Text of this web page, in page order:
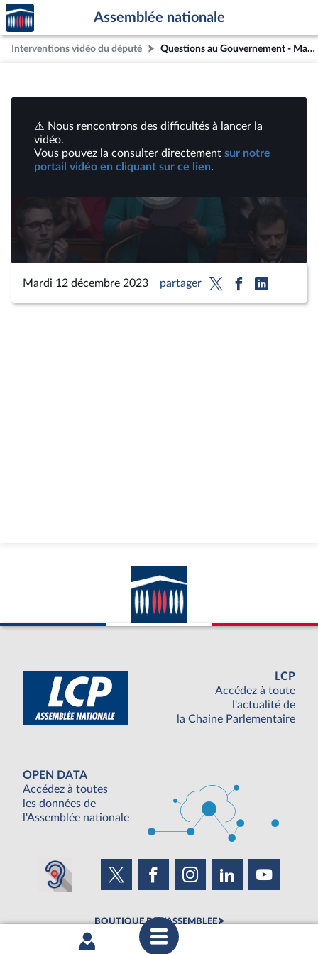
Aller au contenu
Aller en bas de la page
Accèder
à la
page
d'accueil
Assemblée nationale
Interventions vidéo du député Questions au Gouvernement - Mardi 12 décembre 2023 | Vidéos
Lire
vidéo
⚠️ Nous rencontrons des difficultés à lancer la
vidéo.
Vous pouvez la consulter directement sur notre
portail vidéo en cliquant sur ce lien.
Mardi 12 décembre 2023 partager
LCP
Accédez à toute
l'actualité de
la Chaine Parlementaire
OPEN DATA
Accédez à toutes
les données de
l'Assemblée nationale
BOUTIQUE DE L'ASSEMBLEE
UNE SEMAINE À L'ASSEMBLÉE